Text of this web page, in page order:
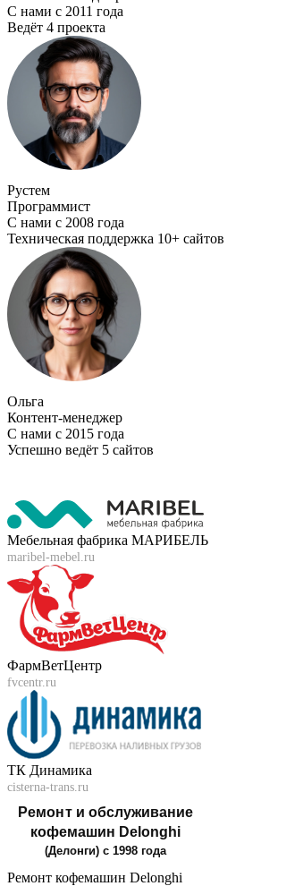
С нами с 2011 года
Ведёт 4 проекта
Рустем
Программист
С нами с 2008 года
Техническая поддержка 10+ сайтов
Ольга
Контент-менеджер
С нами с 2015 года
Успешно ведёт 5 сайтов
Мебельная фабрика МАРИБЕЛЬ
maribel-mebel.ru
ФармВетЦентр
fvcentr.ru
ТК Динамика
cisterna-trans.ru
Ремонт кофемашин Delonghi